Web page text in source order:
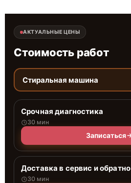
АКТУАЛЬНЫЕ ЦЕНЫ
Стоимость работ
Стиральная машина
Срочная диагностика
30 мин
Записаться
Доставка в сервис и обратно
30 мин